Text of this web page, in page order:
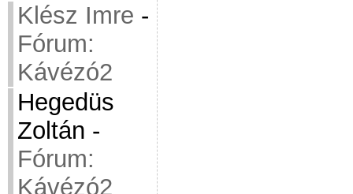
Klész Imre -
Fórum:
Kávézó2
Hegedüs
Zoltán -
Fórum:
Kávézó2